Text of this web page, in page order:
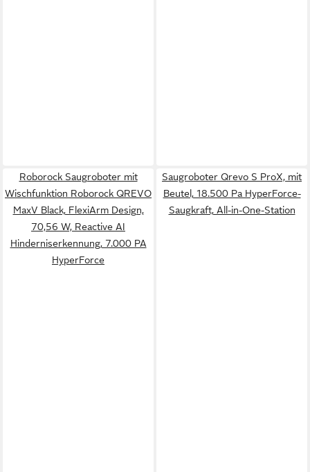
Roborock Saugroboter mit
Wischfunktion Roborock QREVO
MaxV Black, FlexiArm Design,
70,56 W, Reactive AI
Hinderniserkennung, 7.000 PA
HyperForce
Saugroboter Qrevo S ProX, mit
Beutel, 18.500 Pa HyperForce-
Saugkraft, All-in-One-Station